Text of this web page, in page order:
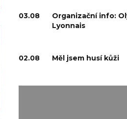
03.08
Organizační info:
Lyonnais
02.08 Měl jsem husí kůži